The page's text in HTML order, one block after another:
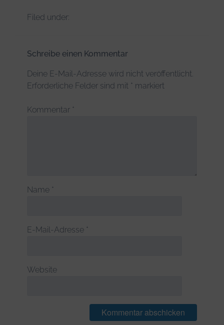
Filed under:
Schreibe einen Kommentar
Deine E-Mail-Adresse wird nicht veröffentlicht.
Erforderliche Felder sind mit * markiert
Kommentar *
Name *
E-Mail-Adresse *
Website